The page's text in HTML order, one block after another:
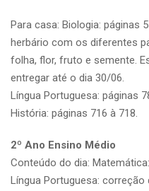
Para casa: Biologia: páginas
herbário com os diferentes
folha, flor, fruto e semente.
entregar até o dia 30/06.
Língua Portuguesa: páginas
História: páginas 716 à 718.
2º Ano Ensino Médio
Conteúdo do dia:
Língua Portuguesa: